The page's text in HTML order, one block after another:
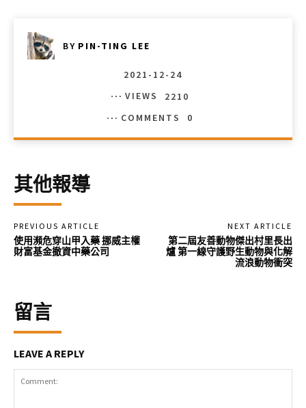
BY PIN-TING LEE
2021-12-24
VIEWS
2210
COMMENTS
0
其他報導
PREVIOUS ARTICLE
使用瀕危穿山甲入藥 挪威主權
財富基金撤資中藥公司
NEXT ARTICLE
第二屆友善動物傑出村里長出
爐 第一線守護野生動物與化解
流浪動物衝突
留言
LEAVE A REPLY